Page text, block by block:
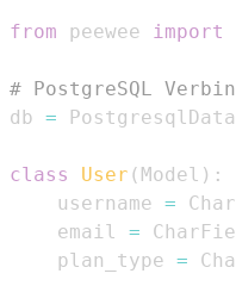
from peewee import
# PostgreSQL
db =
class User ( Model ) :
    username
=
    email
=
    plan_type
=